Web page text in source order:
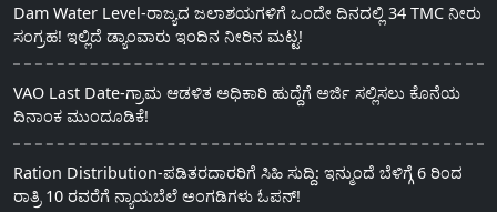
Dam Water Level-ರಾಜ್ಯದ ಜಲಾಶಯಗಳಿಗೆ ಒಂದೇ ದಿನದಲ್ಲಿ 34 TMC ನೀರು
ಸಂಗ್ರಹ! ಇಲ್ಲಿದೆ ಡ್ಯಾಂವಾರು ಇಂದಿನ ನೀರಿನ ಮಟ್ಟ!
VAO Last Date-ಗ್ರಾಮ ಆಡಳಿತ ಅಧಿಕಾರಿ ಹುದ್ದೆಗೆ ಅರ್ಜಿ ಸಲ್ಲಿಸಲು ಕೊನೆಯ
ದಿನಾಂಕ ಮುಂದೂಡಿಕೆ!
Ration Distribution-ಪಡಿತರದಾರರಿಗೆ ಸಿಹಿ ಸುದ್ದಿ: ಇನ್ಮುಂದೆ ಬೆಳಿಗ್ಗೆ 6 ರಿಂದ
ರಾತ್ರಿ 10 ರವರೆಗೆ ನ್ಯಾಯಬೆಲೆ ಅಂಗಡಿಗಳು ಓಪನ್!